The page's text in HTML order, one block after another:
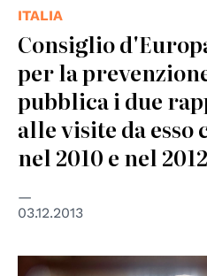
ITALIA
Consiglio
per la
pubblica i due
alle visite da
nel 2010 e nel 2012
03.12.2013
© UN Photo